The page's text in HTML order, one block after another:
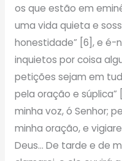
os que estão em
uma vida quieta e
honestidade” [6], e é-
inquietos por coisa
petições sejam em
pela oração e súplica”
minha voz, ó Senhor;
minha oração, e
Deus… De tarde e de